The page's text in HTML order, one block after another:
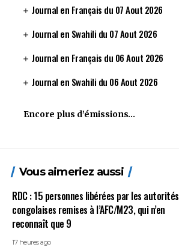
Journal en Français du 07 Aout 2026
Journal en Swahili du 07 Aout 2026
Journal en Français du 06 Aout 2026
Journal en Swahili du 06 Aout 2026
Encore plus d’émissions…
Vous aimeriez aussi
RDC : 15 personnes libérées par les autorités
congolaises remises à l’AFC/M23, qui n’en
reconnaît que 9
17 heures ago